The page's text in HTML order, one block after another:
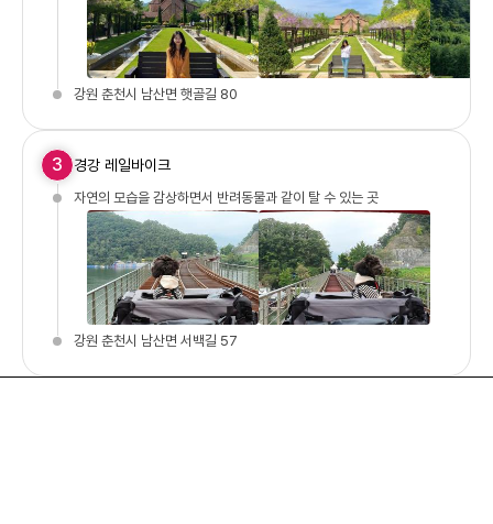
강원 춘천시 남산면 햇골길 80
3 경강 레일바이크
자연의 모습을 감상하면서 반려동물과 같이 탈 수 있는 곳
강원 춘천시 남산면 서백길 57